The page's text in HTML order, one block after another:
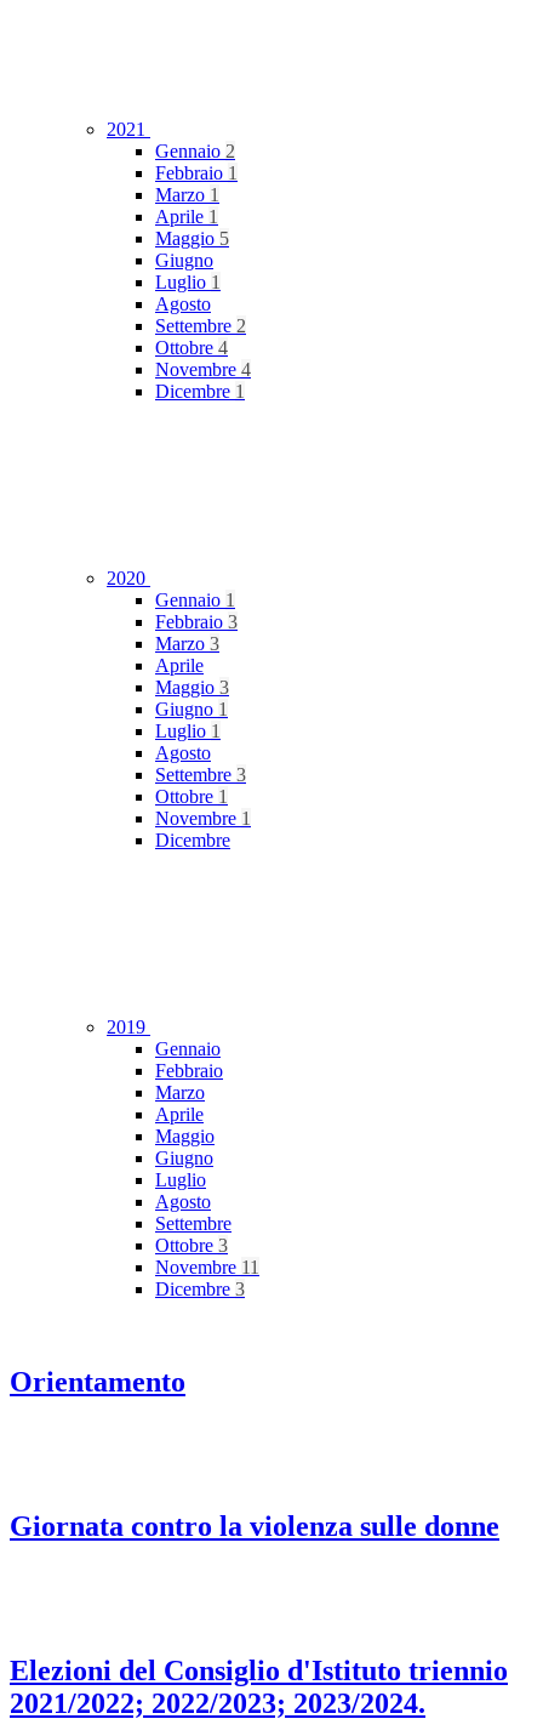
2021
Gennaio 2
Febbraio 1
Marzo 1
Aprile 1
Maggio 5
Giugno
Luglio 1
Agosto
Settembre 2
Ottobre 4
Novembre 4
Dicembre 1
2020
Gennaio 1
Febbraio 3
Marzo 3
Aprile
Maggio 3
Giugno 1
Luglio 1
Agosto
Settembre 3
Ottobre 1
Novembre 1
Dicembre
2019
Gennaio
Febbraio
Marzo
Aprile
Maggio
Giugno
Luglio
Agosto
Settembre
Ottobre 3
Novembre 11
Dicembre 3
Orientamento
Giornata contro la violenza sulle donne
Elezioni del Consiglio d'Istituto triennio
2021/2022; 2022/2023; 2023/2024.